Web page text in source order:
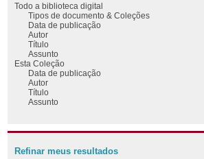
Todo a biblioteca digital
Tipos de documento & Coleções
Data de publicação
Autor
Título
Assunto
Esta Coleção
Data de publicação
Autor
Título
Assunto
Refinar meus resultados